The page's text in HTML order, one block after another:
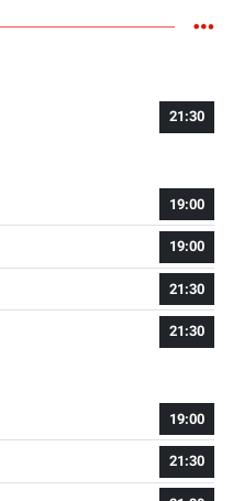
21:30
19:00
19:00
21:30
21:30
19:00
21:30